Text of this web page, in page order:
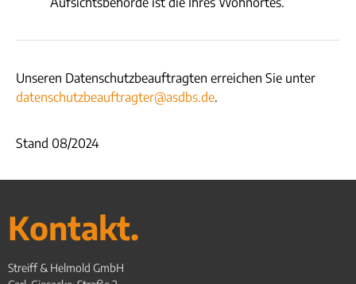
Unseren Datenschutzbeauftragten erreichen Sie unter
datenschutzbeauftragter@asdbs.de.
Stand 08/2024
Kontakt.
Streiff & Helmold GmbH